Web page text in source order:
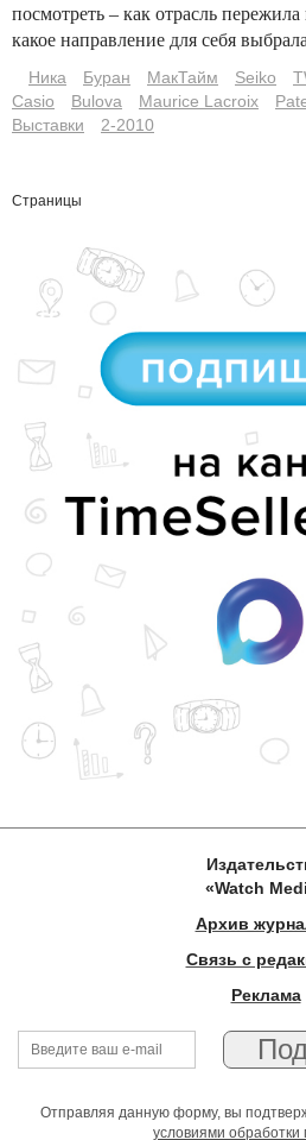
посмотреть – как отрасль
какое направление для себя выбрала
Ника Буран МакТайм Seiko
Casio
Bulova Maurice Lacroix
Выставки
2-2010
Страницы
«Watch
Архив
Связь с
Реклама
Отправляя данную форму, вы
условиями